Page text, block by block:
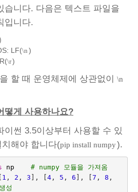
습니다. 다음은 텍스트 파일을
입니다.
LF(\n )
\r)
할 때 운영체제에 상관없이 \n
떻게 사용하나요?
이썬 3.5이상부터 사용할 수 있
치해야 합니다(pip install numpy).
np
# numpy 모듈을 가져옴
1 , 2 , 3 ], [4, 5 , 6 ], [7 , 8 ,
성